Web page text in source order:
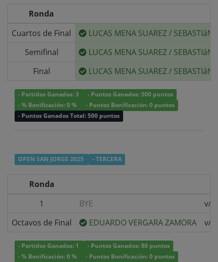
Ronda
Cuartos de Final
LUCAS MENA SUAREZ/ SEBASTIáN
Semifinal
LUCAS MENA SUAREZ/ SEBASTIáN
Final
LUCAS MENA SUAREZ/ SEBASTIáN
- Partidos Ganados: 3
- Puntos Ganados: 500 puntos
- % Bonificación: 0 %
- Puntos Bonificación: 0 puntos
- Puntos Ganados Total: 500 puntos
OPEN SAN JORGE 2025 - TERCERA
Ronda
1
BYE
v/s
Octavos de Final
EDUARDO VERGARA ZAMORA v/s
- Partidos Ganados: 1
- Puntos Ganados: 80 puntos
- % Bonificación: 0 %
- Puntos Bonificación: 0 puntos